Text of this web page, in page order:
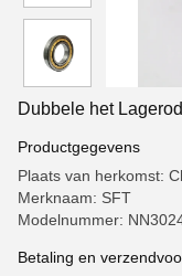
Dubbele het
Productgegevens
Plaats van herkomst:
Merknaam: SFT
Modelnummer:
Betaling en